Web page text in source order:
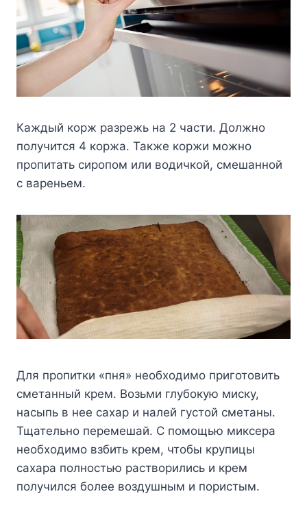
Каждый корж разрежь на 2 части. Должно
получится 4 коржа. Также коржи можно
пропитать сиропом или водичкой, смешанной
с вареньем.
Для пропитки «пня» необходимо приготовить
сметанный крем. Возьми глубокую миску,
насыпь в нее сахар и налей густой сметаны.
Тщательно перемешай. С помощью миксера
необходимо взбить крем, чтобы крупицы
сахара полностью растворились и крем
получился более воздушным и пористым.